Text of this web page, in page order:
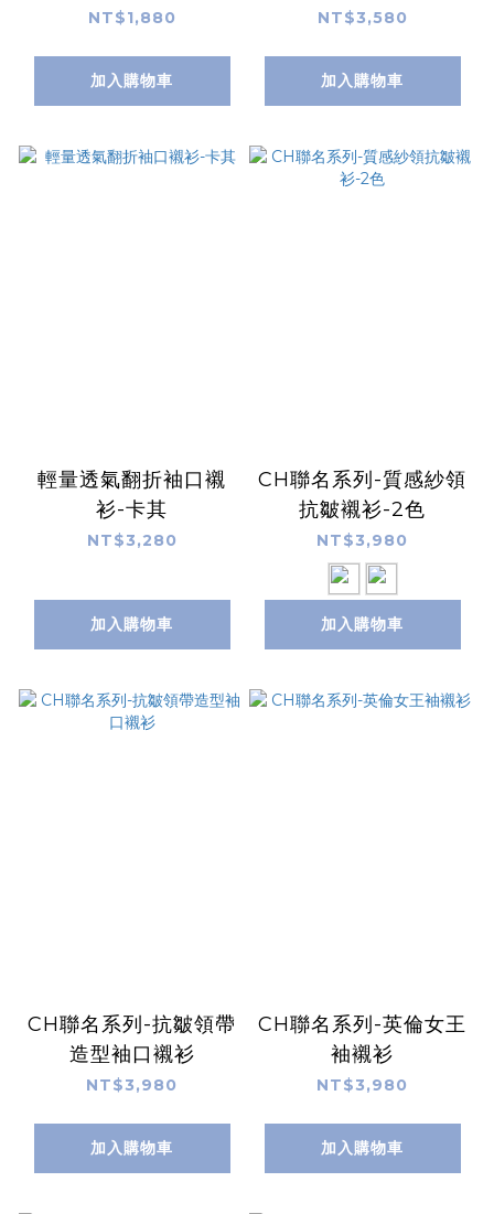
NT$1,880
加入購物車
NT$3,580
加入購物車
輕量透氣翻折袖口襯
衫-卡其
NT$3,280
加入購物車
CH聯名系列-質感紗領
抗皺襯衫-2色
NT$3,980
加入購物車
CH聯名系列-抗皺領帶
造型袖口襯衫
NT$3,980
加入購物車
CH聯名系列-英倫女王
袖襯衫
NT$3,980
加入購物車